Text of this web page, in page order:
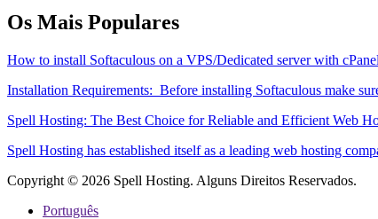
Os Mais Populares
How to install Softaculous on a VPS/Dedicated server with
Installation Requirements: Before installing Softaculous make
Spell Hosting: The Best Choice for Reliable and Efficient Web
Spell Hosting has established itself as a leading web hosting
Copyright © 2026 Spell Hosting. Alguns Direitos Reservados.
Português